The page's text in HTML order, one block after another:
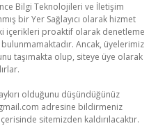
Bilgi Teknolojileri ve İletişim
bir Yer Sağlayıcı olarak hizmet
içerikleri proaktif olarak denetleme
Ancak, üyelerimiz
taşımakta olup, siteye üye olarak
olduğunu düşündüğünüz
adresine bildirmeniz
sitemizden kaldırılacaktır.